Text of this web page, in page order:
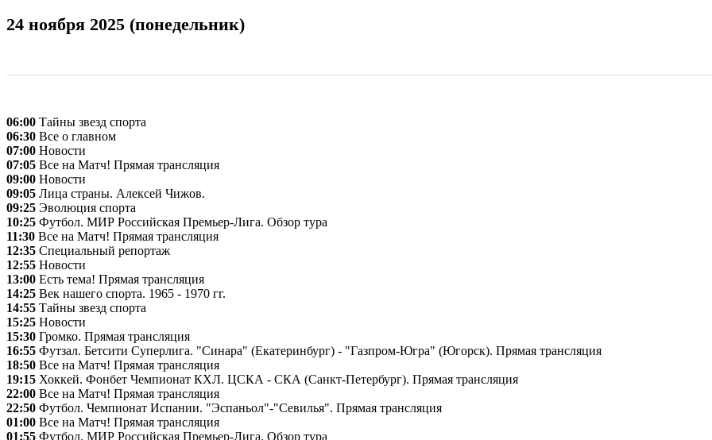
24 ноября 2025 (понедельник)
06:00 Тайны звезд спорта
06:30 Все о главном
07:00 Новости
07:05 Все на Матч! Прямая трансляция
09:00 Новости
09:05 Лица страны. Алексей Чижов.
09:25 Эволюция спорта
10:25 Футбол. МИР Российская Премьер-Лига. Обзор тура
11:30 Все на Матч! Прямая трансляция
12:35 Специальный репортаж
12:55 Новости
13:00 Есть тема! Прямая трансляция
14:25 Век нашего спорта. 1965 - 1970 гг.
14:55 Тайны звезд спорта
15:25 Новости
15:30 Громко. Прямая трансляция
16:55 Футзал. Бетсити Суперлига. "Синара" (Екатеринбург) - "Газпром-Югра" (Югорск). Прямая трансляция
18:50 Все на Матч! Прямая трансляция
19:15 Хоккей. Фонбет Чемпионат КХЛ. ЦСКА - СКА (Санкт-Петербург). Прямая трансляция
22:00 Все на Матч! Прямая трансляция
22:50 Футбол. Чемпионат Испании. "Эспаньол"-"Севилья". Прямая трансляция
01:00 Все на Матч! Прямая трансляция
01:55 Футбол. МИР Российская Премьер-Лига. Обзор тура